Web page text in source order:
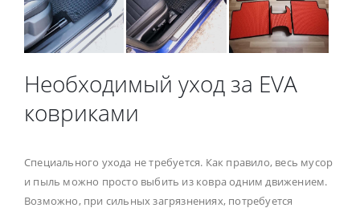
Необходимый уход за EVA
ковриками
Специального ухода не требуется. Как правило, весь мусор
и пыль можно просто выбить из ковра одним движением.
Возможно, при сильных загрязнениях, потребуется